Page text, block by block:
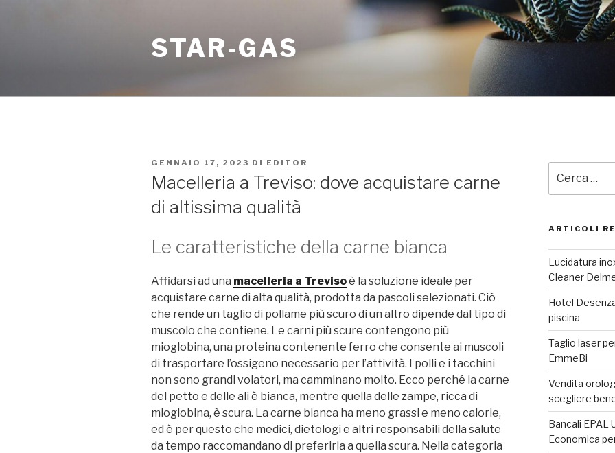
STAR-GAS
PUBBLICATO
GENNAIO 17, 2023 DI EDITOR
Macelleria a Treviso: dove acquistare carne
di altissima qualità
Le caratteristiche della carne bianca
Affidarsi ad una macelleria a Trevisoè la soluzione ideale per
acquistare carne di alta qualità, prodotta da pascoli selezionati. Ciò
che rende un taglio di pollame più scuro di un altro dipende dal tipo di
muscolo che contiene. Le carni più scure contengono più
mioglobina, una proteina contenente ferro che consente ai muscoli
di trasportare l’ossigeno necessario per l’attività. I polli e i tacchini
non sono grandi volatori, ma camminano molto. Ecco perché la carne
del petto e delle ali è bianca, mentre quella delle zampe, ricca di
mioglobina, è scura. La carne bianca ha meno grassi e meno calorie,
ed è per questo che medici, dietologi e altri responsabili della salute
da tempo raccomandano di preferirla a quella scura. Nella categoria
ARTICOLI
Lucidatura
Cleaner
Hotel
piscina
Taglio laser
EmmeBi
Vendita
scegliere
Bancali EPAL
Economica